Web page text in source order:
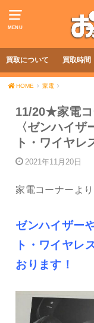
MENU
買取について 買取時間
HOME 家電
11/20★家電コ
〈ゼンハイ
ト・ワイヤ
2021年11月20日
家電コーナーよ
ゼンハイザー
ト・ワイヤレ
おります！